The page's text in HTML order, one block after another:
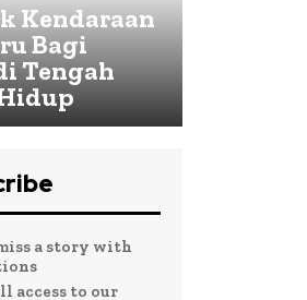
Kendaraan
Bagi
Tengah
a story with
access to our